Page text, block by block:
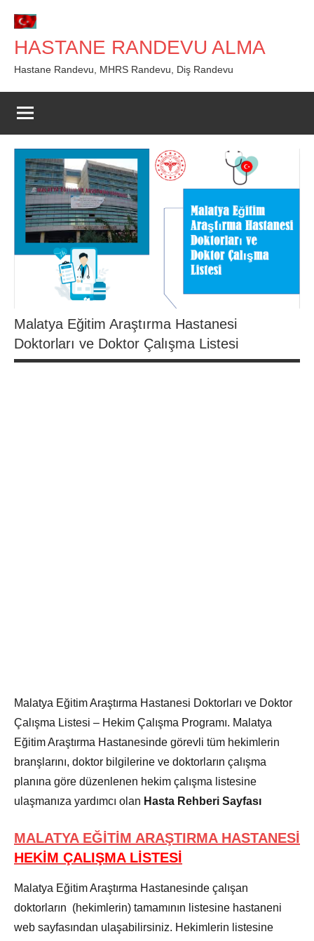
geç
HASTANE RANDEVU ALMA
Hastane Randevu, MHRS Randevu, Diş Randevu
Malatya Eğitim Araştırma Hastanesi
Doktorları ve Doktor Çalışma Listesi
Malatya Eğitim Araştırma Hastanesi Doktorları ve Doktor
Çalışma Listesi – Hekim Çalışma Programı. Malatya
Eğitim Araştırma Hastanesinde görevli tüm hekimlerin
branşlarını, doktor bilgilerine ve doktorların çalışma
planına göre düzenlenen hekim çalışma listesine
ulaşmanıza yardımcı olan Hasta Rehberi Sayfası
MALATYA EĞİTİM ARAŞTIRMA HASTANESİ
HEKİM ÇALIŞMA LİSTESİ
Malatya Eğitim Araştırma Hastanesinde çalışan
doktorların (hekimlerin) tamamının listesine hastaneni
web sayfasından ulaşabilirsiniz. Hekimlerin listesine